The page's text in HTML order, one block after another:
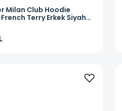
Milan Club Hoodie
Terry Erkek Siyah